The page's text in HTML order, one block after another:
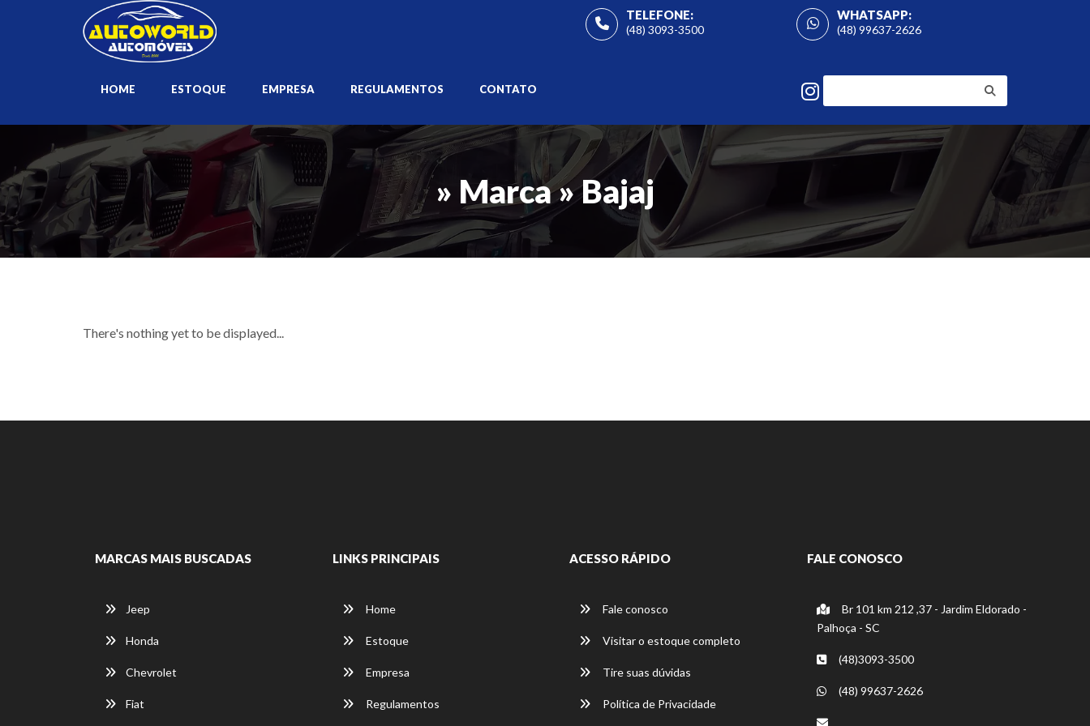
WHATSAPP:
(48) 99637-2626
TELEFONE:
(48) 3093-3500
HOME ESTOQUE EMPRESA REGULAMENTOS CONTATO
» Marca » Bajaj
There's nothing yet to be displayed...
MARCAS MAIS BUSCADAS
Jeep
Honda
Chevrolet
Fiat
LINKS PRINCIPAIS
Home
Estoque
Empresa
Regulamentos
ACESSO RÁPIDO
Fale conosco
Visitar o estoque completo
Tire suas dúvidas
Política de Privacidade
FALE CONOSCO
Br 101 km 212 ,37 - Jardim Eldorado -
Palhoça - SC
(48)3093-3500
(48) 99637-2626